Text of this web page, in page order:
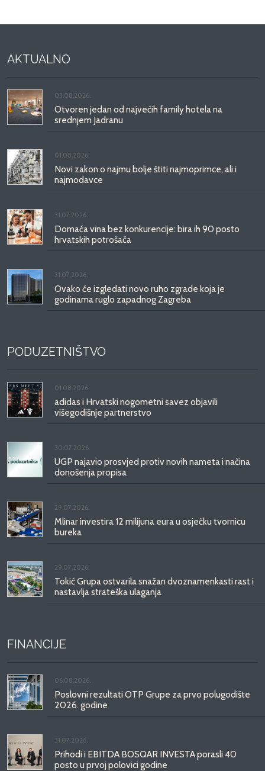
AKTUALNO
03.08.2026.
Otvoren jedan od najvećih family hotela na
srednjem Jadranu
01.08.2026.
Novi zakon o najmu bolje štiti najmoprimce, ali i
najmodavce
31.07.2026.
Domaća vina bez konkurencije: bira ih 90 posto
hrvatskih potrošača
31.07.2026.
Ovako će izgledati novo ruho zgrade koja je
godinama ruglo zapadnog Zagreba
PODUZETNIŠTVO
01.08.2026.
adidas i Hrvatski nogometni savez objavili
višegodišnje partnerstvo
30.07.2026.
UGP najavio prosvjed protiv novih nameta i načina
donošenja propisa
29.07.2026.
Mlinar investira 12 milijuna eura u osječku tvornicu
bureka
29.07.2026.
Tokić Grupa ostvarila snažan dvoznamenkasti rast i
nastavlja strateška ulaganja
FINANCIJE
06.08.2026.
Poslovni rezultati OTP Grupe za prvo polugodište
2026. godine
31.07.2026.
Prihodi i EBITDA BOSQAR INVESTA porasli 40
posto u prvoj polovici godine